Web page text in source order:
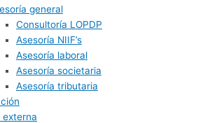
general
Consultoría LOPDP
Asesoría NIIF’s
Asesoría laboral
Asesoría societaria
Asesoría tributaria
externa